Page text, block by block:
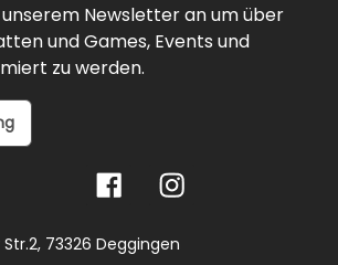
unserem Newsletter an um über
und Games, Events und
zu werden.
73326 Deggingen